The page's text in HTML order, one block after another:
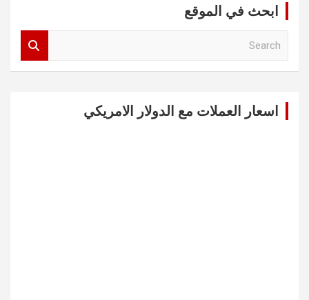
ابحث في الموقع
اسعار العملات مع الدولار الامريكي